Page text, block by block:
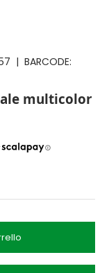
| BARCODE:
multicolor